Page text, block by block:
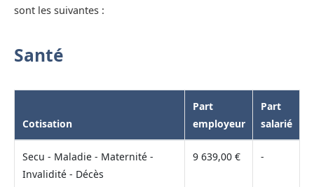
sont les suivantes :
Santé
Cotisation
Part
employeur
Part
salarié
Secu - Maladie - Maternité -
Invalidité - Décès
9 639,00 € -